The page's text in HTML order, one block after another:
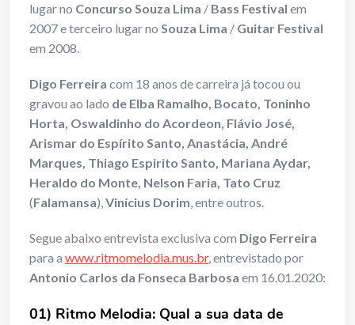
lugar no Concurso Souza Lima / Bass Festival em
2007 e terceiro lugar no Souza Lima / Guitar Festival
em 2008.
Digo Ferreira com 18 anos de carreira já tocou ou
gravou ao lado de Elba Ramalho, Bocato, Toninho
Horta, Oswaldinho do Acordeon, Flávio José,
Arismar do Espírito Santo, Anastácia, André
Marques, Thiago Espirito Santo, Mariana Aydar,
Heraldo do Monte, Nelson Faria, Tato Cruz
(Falamansa),Vinícius Dorim, entre outros.
Segue abaixo entrevista exclusiva com Digo Ferreira
para a www.ritmomelodia.mus.br, entrevistado por
Antonio Carlos da Fonseca Barbosa em 16.01.2020:
01) Ritmo Melodia: Qual a sua data de